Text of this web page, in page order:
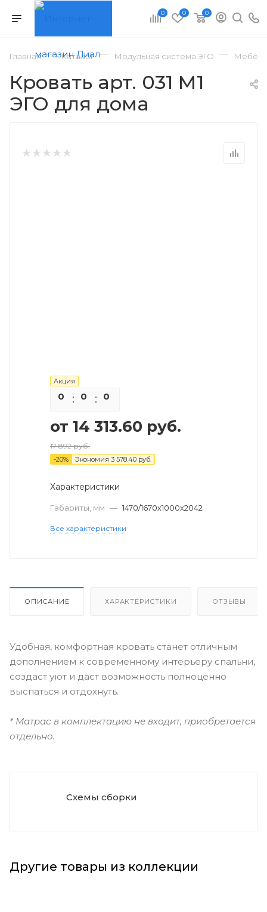
0 0 0
Главная — Каталог — Модульная система ЭГО — Мебель
Кровать арт. 031 М1
ЭГО для дома
Акция
0 0 0
от 14 313.60 руб.
17 892 руб.
-20% Экономия 3 578.40 руб.
Характеристики
Габариты, мм — 1470/1670х1000х2042
Все характеристики
ОПИСАНИЕ ХАРАКТЕРИСТИКИ ОТЗЫВЫ
Удобная, комфортная кровать станет отличным
дополнением к современному интерьеру спальни,
создаст уют и даст возможность полноценно
выспаться и отдохнуть.
* Матрас в комплектацию не входит, приобретается
отдельно.
Схемы сборки
Другие товары из коллекции